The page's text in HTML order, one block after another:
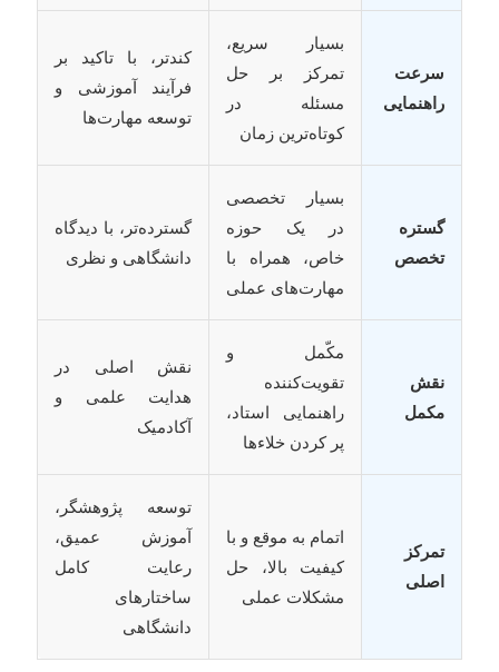
سرعت
راهنمایی
بسیار سریع،
تمرکز بر حل
مسئله در
کوتاه‌ترین زمان
کندتر، با تاکید بر
فرآیند آموزشی و
توسعه مهارت‌ها
گستره
تخصص
بسیار تخصصی
در یک حوزه
خاص، همراه با
مهارت‌های عملی
گسترده‌تر، با دیدگاه
دانشگاهی و نظری
مکمل
مکّمل و
تقویت‌کننده
راهنمایی استاد،
پر کردن خلاءها
نقش اصلی در
هدایت علمی و
آکادمیک
تمرکز
اتمام به موقع و با
کیفیت بالا، حل
مشکلات عملی
توسعه پژوهشگر،
آموزش عمیق،
رعایت کامل
ساختارهای
دانشگاهی